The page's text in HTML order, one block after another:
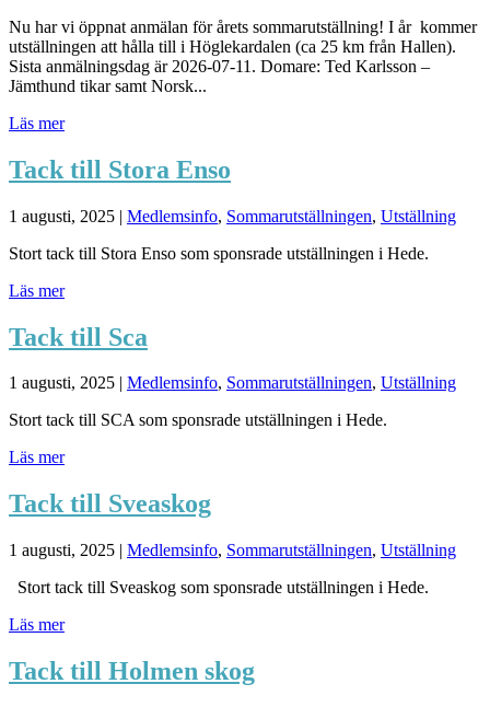
Nu har vi öppnat anmälan för årets sommarutställning! I år kommer
utställningen att hålla till i Höglekardalen (ca 25 km från Hallen).
Sista anmälningsdag är 2026-07-11. Domare: Ted Karlsson –
Jämthund tikar samt Norsk...
Läs mer
Tack till Stora Enso
1 augusti, 2025 | Medlemsinfo, Sommarutställningen, Utställning
Stort tack till Stora Enso som sponsrade utställningen i Hede.
Läs mer
Tack till Sca
1 augusti, 2025 | Medlemsinfo, Sommarutställningen, Utställning
Stort tack till SCA som sponsrade utställningen i Hede.
Läs mer
Tack till Sveaskog
1 augusti, 2025 | Medlemsinfo, Sommarutställningen, Utställning
Stort tack till Sveaskog som sponsrade utställningen i Hede.
Läs mer
Tack till Holmen skog